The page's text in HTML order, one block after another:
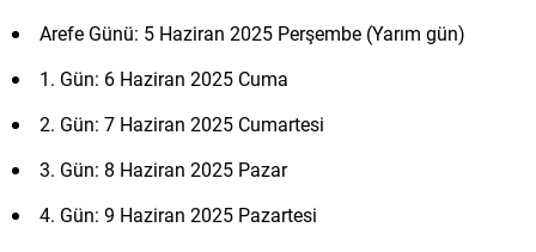
Arefe Günü: 5 Haziran 2025 Perşembe (Yarım gün)
1. Gün: 6 Haziran 2025 Cuma
2. Gün: 7 Haziran 2025 Cumartesi
3. Gün: 8 Haziran 2025 Pazar
4. Gün: 9 Haziran 2025 Pazartesi